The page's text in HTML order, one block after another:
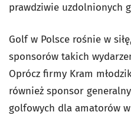
prawdziwie uzdolnionych
Golf w Polsce rośnie w
sponsorów takich
Oprócz firmy Kram
również sponsor
golfowych dla amatorów